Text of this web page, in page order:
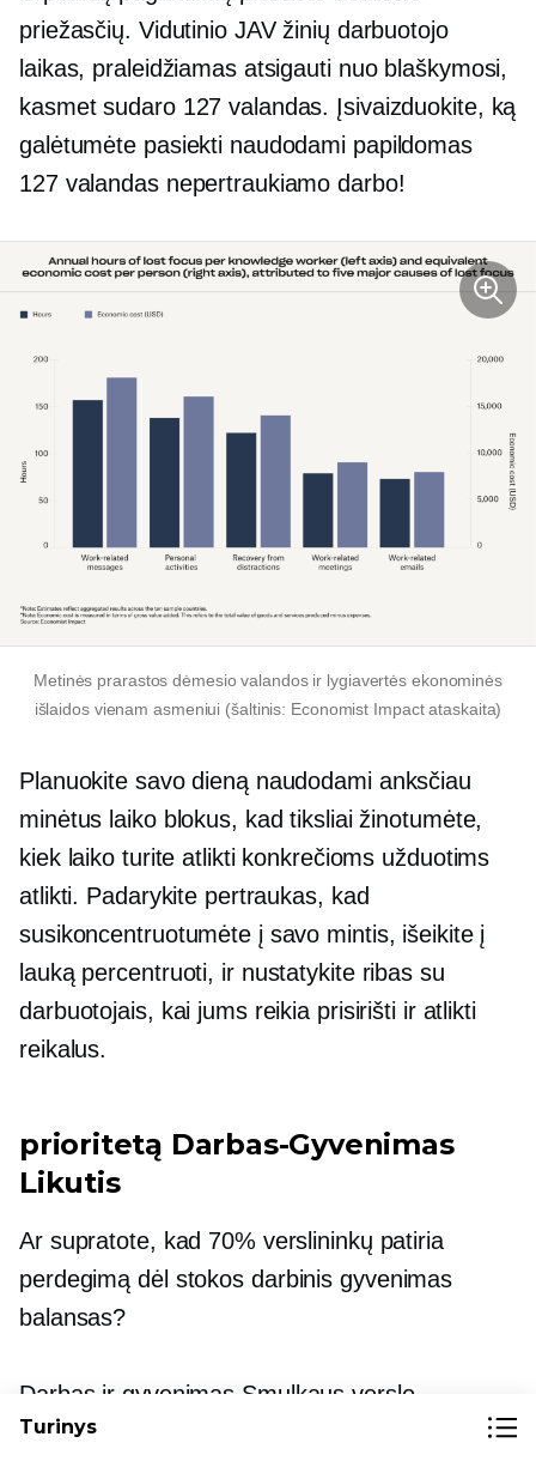
priežasčių. Vidutinio JAV žinių darbuotojo
laikas, praleidžiamas atsigauti nuo blaškymosi,
kasmet sudaro 127 valandas. Įsivaizduokite, ką
galėtumėte pasiekti naudodami papildomas
127 valandas nepertraukiamo darbo!
Metinės prarastos dėmesio valandos ir lygiavertės ekonominės
išlaidos vienam asmeniui (šaltinis: Economist Impact ataskaita)
Planuokite savo dieną naudodami anksčiau
minėtus laiko blokus, kad tiksliai žinotumėte,
kiek laiko turite atlikti konkrečioms užduotims
atlikti. Padarykite pertraukas, kad
susikoncentruotumėte į savo mintis, išeikite į
lauką percentruoti, ir nustatykite ribas su
darbuotojais, kai jums reikia prisirišti ir atlikti
reikalus.
prioritetą Darbas-Gyvenimas
Likutis
Ar supratote, kad 70% verslininkų patiria
perdegimą dėl stokos darbinis gyvenimas
balansas?
Darbas ir gyvenimas Smulkaus verslo
savininkams pusiausvyra dažnai nukrenta, nes
Turinys